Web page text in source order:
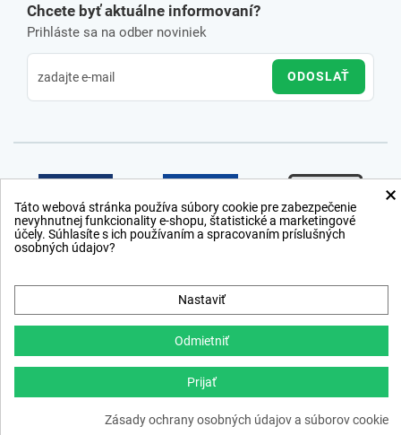
Chcete byť aktuálne informovaní?
Prihláste sa na odber noviniek
ODOSLAŤ
Copyright © 2012 − 2026
webdesign,ppc›netsuccess.sk
×
Táto webová stránka používa súbory cookie pre zabezpečenie
nevyhnutnej funkcionality e-shopu, štatistické a marketingové
účely. Súhlasíte s ich používaním a spracovaním príslušných
osobných údajov?
Nastaviť
Odmietniť
Prijať
Zásady ochrany osobných údajov a súborov cookie